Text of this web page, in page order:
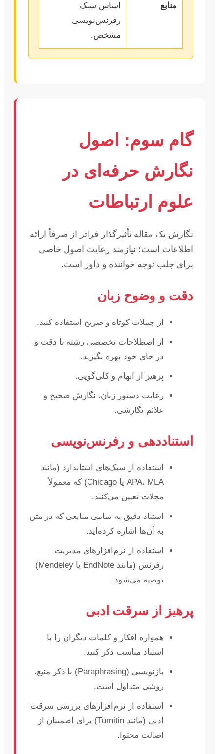
منابع
اساس سبک
رفرنس‌نویسی
مشخص.
گام سوم: اصول
نگارش حرفه‌ای در
علوم ارتباطات
نگارش یک مقاله تأثیرگذار فراتر از صرفاً ارائه
اطلاعات است؛ نیازمند رعایت اصول خاصی
برای جلب توجه خواننده و داور است.
دقت و وضوح زبان
از جملات کوتاه و صریح استفاده کنید.
از اصطلاحات تخصصی رشته با دقت و
در جای خود بهره بگیرید.
پرهیز از ابهام و کلی‌گویی.
رعایت دستور زبان، نگارش صحیح و
علائم نگارشی.
استناددهی و رفرنس‌نویسی
استفاده از سبک‌های استاندارد (مانند
APA، MLA یا Chicago) که معمولاً
مجلات تعیین می‌کنند.
استناد دقیق به تمامی منابعی که در متن
به آن‌ها اشاره کرده‌اید.
استفاده از نرم‌افزارهای مدیریت
رفرنس (مانند EndNote یا Mendeley)
توصیه می‌شود.
پرهیز از سرقت ادبی
همواره افکار و کلمات دیگران را با
استناد مناسب ذکر کنید.
بازنویسی (Paraphrasing) با ذکر منبع،
روشی متداول است.
استفاده از نرم‌افزارهای بررسی سرقت
ادبی (مانند Turnitin) برای اطمینان از
اصالت محتوا.